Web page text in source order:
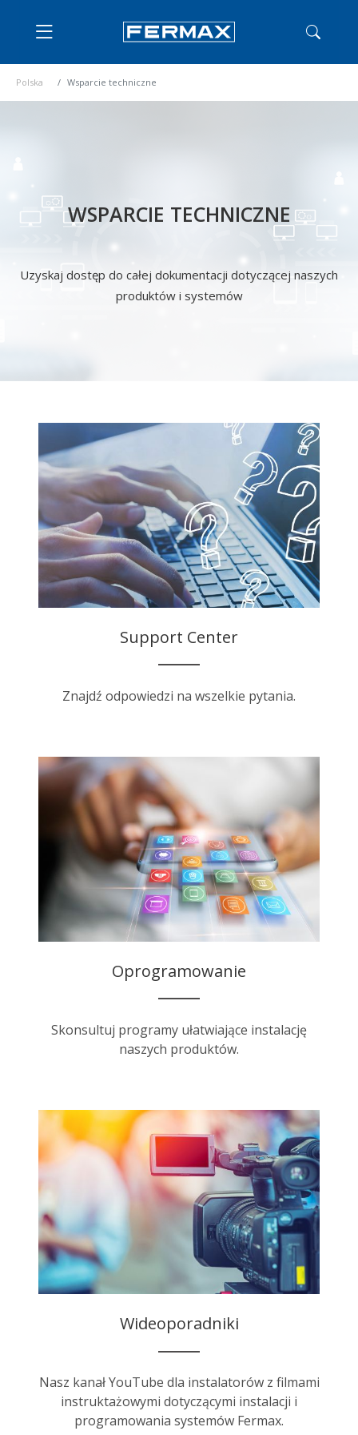
Polska Wsparcie techniczne
WSPARCIE TECHNICZNE
Uzyskaj dostęp do całej dokumentacji dotyczącej naszych
produktów i systemów
Support Center
Znajdź odpowiedzi na wszelkie pytania.
Oprogramowanie
Skonsultuj programy ułatwiające instalację
naszych produktów.
Wideoporadniki
Nasz kanał YouTube dla instalatorów z filmami
instruktażowymi dotyczącymi instalacji i
programowania systemów Fermax.